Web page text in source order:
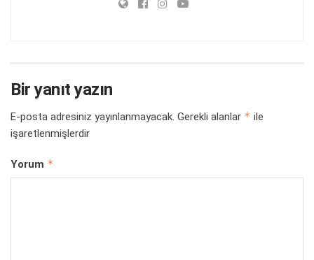
Bir yanıt yazın
E-posta adresiniz yayınlanmayacak. Gerekli alanlar * ile
işaretlenmişlerdir
Yorum *